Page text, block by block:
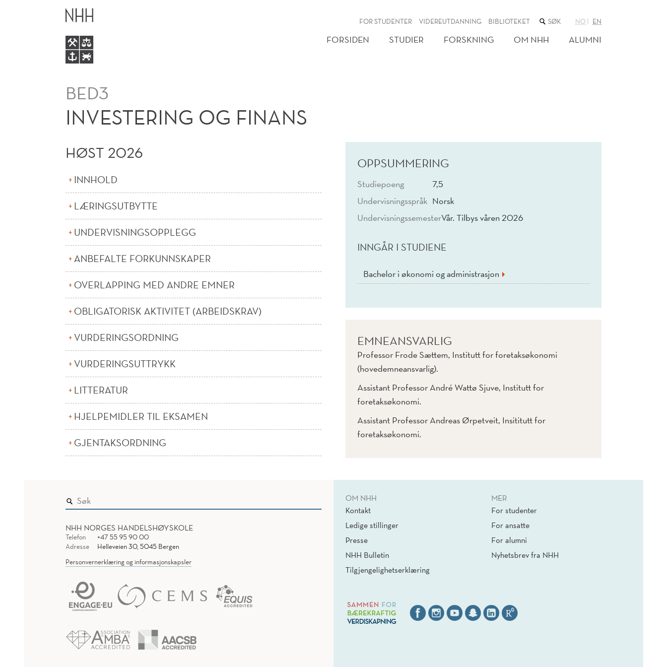
INVESTERING
FINANS
FOR STUDENTER VIDEREUTDANNING BIBLIOTEKET SØK
NETTSTEDET
NO EN
FORSIDEN STUDIER FORSKNING OM NHH ALUMNI
BED3
INVESTERING OG FINANS
HØST 2026
INNHOLD
LÆRINGSUTBYTTE
UNDERVISNINGSOPPLEGG
ANBEFALTE FORKUNNSKAPER
OVERLAPPING MED ANDRE EMNER
OBLIGATORISK AKTIVITET (ARBEIDSKRAV)
VURDERINGSORDNING
VURDERINGSUTTRYKK
LITTERATUR
HJELPEMIDLER TIL EKSAMEN
GJENTAKSORDNING
OPPSUMMERING
Studiepoeng
7,5
Undervisningsspråk Norsk
UndervisningssemesterVår. Tilbys våren 2026
INNGÅR I STUDIENE
Bachelor i økonomi og administrasjon
EMNEANSVARLIG
Professor Frode Sættem, Institutt for foretaksøkonomi
(hovedemneansvarlig).
Assistant Professor André Wattø Sjuve, Institutt for
foretaksøkonomi.
Assistant Professor Andreas Ørpetveit, Insititutt for
foretaksøkonomi.
NHH NORGES HANDELSHØYSKOLE
Telefon
+47 55 95 90 00
Adresse
Helleveien 30, 5045 Bergen
Personvernerklæring og informasjonskapsler
OM NHH
Kontakt
Ledige stillinger
Presse
NHH Bulletin
Tilgjengelighetserklæring
MER
For studenter
For ansatte
For alumni
Nyhetsbrev fra NHH